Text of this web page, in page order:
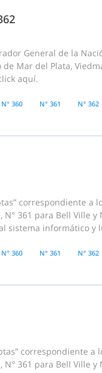
General de la
Mar del Plata,
aquí.
N° 360 N° 361 N° 362
correspondiente a
361 para Bell Ville y
sistema informático y
N° 360 N° 361 N° 362
correspondiente a
361 para Bell Ville y